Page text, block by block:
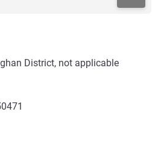
District, not applicable